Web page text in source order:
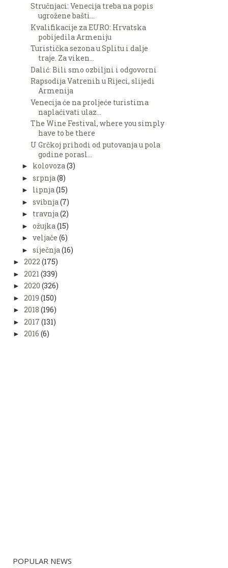
Stručnjaci: Venecija treba na popis
ugrožene bašti...
Kvalifikacije za EURO: Hrvatska
pobijedila Armeniju
Turistička sezona u Splitu i dalje
traje. Za viken...
Dalić: Bili smo ozbiljni i odgovorni
Rapsodija Vatrenih u Rijeci, slijedi
Armenija
Venecija će na proljeće turistima
naplaćivati ulaz...
The Wine Festival, where you simply
have to be there
U Grčkoj prihodi od putovanja u pola
godine porasl...
► kolovoza(3)
► srpnja (8)
► lipnja(15)
► svibnja (7)
► travnja(2)
► ožujka (15)
► veljače (6)
► siječnja (16)
► 2022 (175)
► 2021 (339)
► 2020 (326)
► 2019 (150)
► 2018 (196)
► 2017 (131)
► 2016 (6)
POPULAR NEWS